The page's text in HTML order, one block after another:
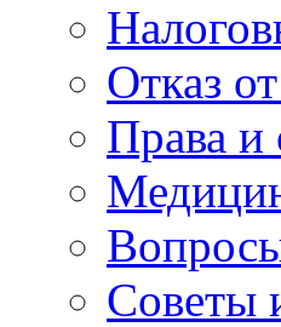
Отказ
Права и
Советы